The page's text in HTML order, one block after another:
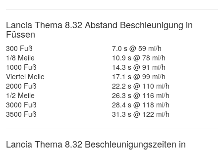
Lancia Thema 8.32 Abstand Beschleunigung in
Füssen
300 Fuß
7.0 s @ 59 mi/h
1/8 Meile
10.9 s @ 78 mi/h
1000 Fuß
14.3 s @ 91 mi/h
Viertel Meile
17.1 s @ 99 mi/h
2000 Fuß
22.2 s @ 110 mi/h
1/2 Meile
26.3 s @ 116 mi/h
3000 Fuß
28.4 s @ 118 mi/h
3500 Fuß
31.3 s @ 122 mi/h
Lancia Thema 8.32 Beschleunigungszeiten in